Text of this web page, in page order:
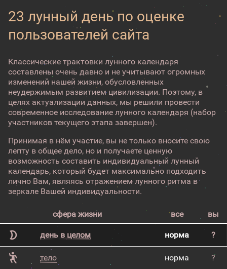
23 лунный день по оценке
пользователей сайта
Классические трактовки лунного календаря
составлены очень давно и не учитывают огромных
изменений нашей жизни, обусловленных
неудержимым развитием цивилизации. Поэтому, в
целях актуализации данных, мы решили провести
современное исследование лунного календаря (набор
участников текущего этапа завершен).
Принимая в нём участие, вы не только вносите свою
лепту в общее дело, но и получаете ценную
возможность составить индивидуальный лунный
календарь, который будет максимально подходить
лично Вам, являясь отражением лунного ритма в
зеркале Вашей индивидуальности.
сфера жизни все вы
день в целом норма ?
тело норма ?